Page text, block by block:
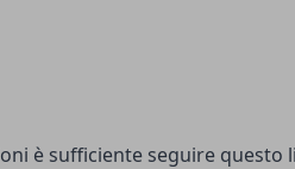
è sufficiente seguire questo